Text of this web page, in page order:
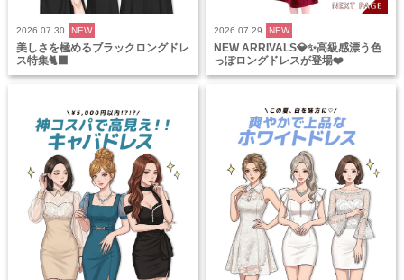
2026.07.30 NEW
美しさを極めるブラックロングドレ
ス特集🐈‍⬛
2026.07.29 NEW
NEW ARRIVALS💎✨高級感漂う色
っぽロングドレスが登場❤️